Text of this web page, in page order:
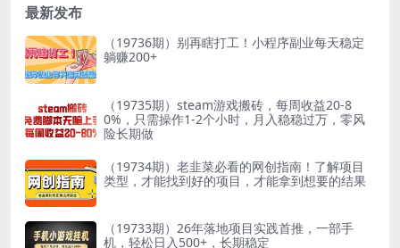
最新发布
（19736期）别再瞎打工！小程序副业每天稳定
躺赚200+
（19735期）steam游戏搬砖，每周收益20-8
0%，只需操作1-2个小时，月入稳稳过万，零风
险长期做
（19734期）老韭菜必看的网创指南！了解项目
类型，才能找到好的项目，才能拿到想要的结果
（19733期）26年落地项目实践首推，一部手
机，轻松日入500+，长期稳定